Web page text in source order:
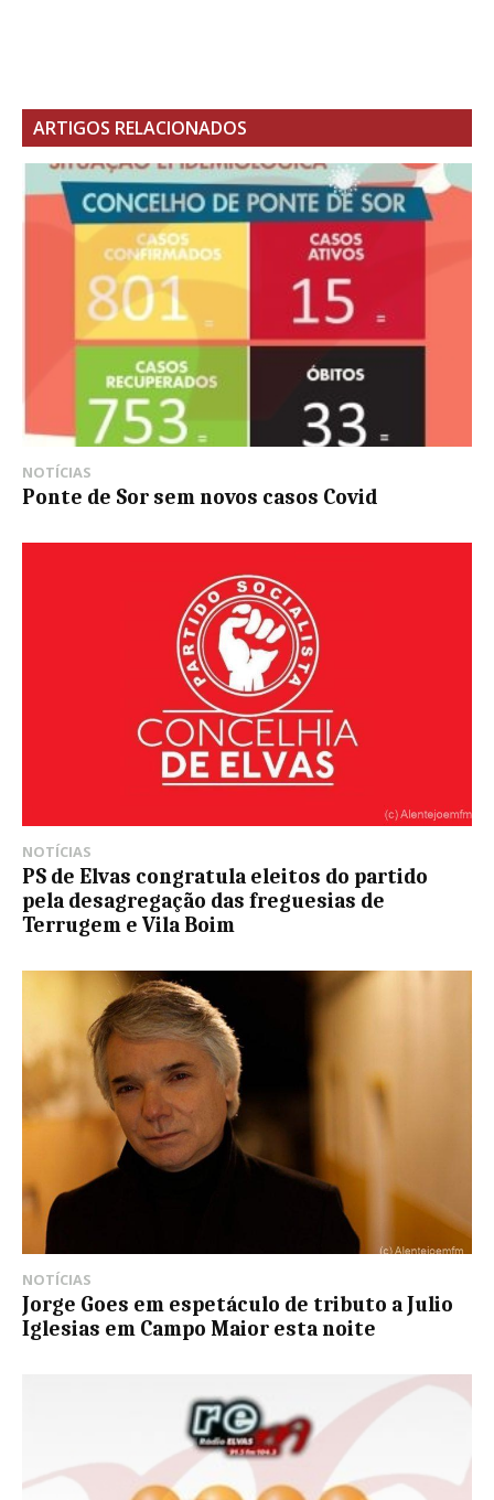
ARTIGOS RELACIONADOS
NOTÍCIAS
Ponte de Sor sem novos casos Covid
NOTÍCIAS
PS de Elvas congratula eleitos do partido
pela desagregação das freguesias de
Terrugem e Vila Boim
NOTÍCIAS
Jorge Goes em espetáculo de tributo a Julio
Iglesias em Campo Maior esta noite